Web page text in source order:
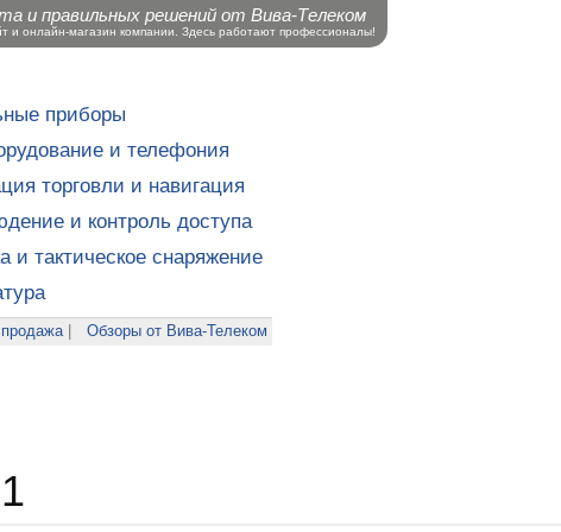
приборы
и телефония
торговли и навигация
и контроль доступа
и тактическое снаряжение
| Обзоры от Вива-Телеком
и правильных решений от Вива-Телеком
и онлайн-магазин компании. Здесь работают профессионалы!